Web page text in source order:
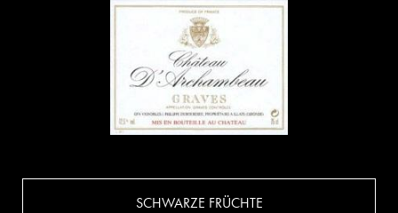
SCHWARZE FRÜCHTE